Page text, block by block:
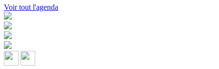
Voir tout l'agenda